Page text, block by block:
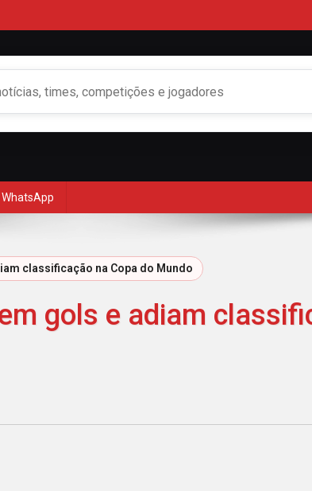
WhatsApp
classificação na Copa do Mundo
gols e adiam